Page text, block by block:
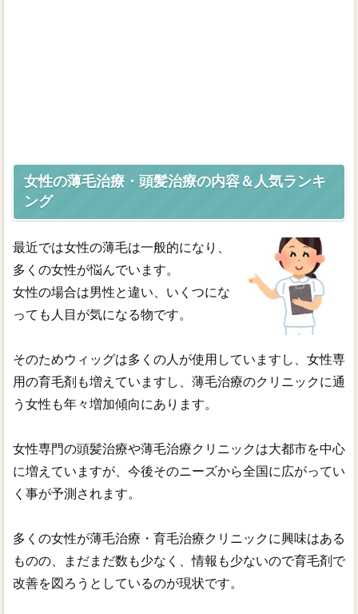
女性の薄毛治療・頭髪治療の内容＆人気ランキ
ング
最近では女性の薄毛は一般的になり、
多くの女性が悩んでいます。
女性の場合は男性と違い、いくつにな
っても人目が気になる物です。
そのためウィッグは多くの人が使用していますし、女性専
用の育毛剤も増えていますし、薄毛治療のクリニックに通
う女性も年々増加傾向にあります。
女性専門の頭髪治療や薄毛治療クリニックは大都市を中心
に増えていますが、今後そのニーズから全国に広がってい
く事が予測されます。
多くの女性が薄毛治療・育毛治療クリニックに興味はある
ものの、まだまだ数も少なく、情報も少ないので育毛剤で
改善を図ろうとしているのが現状です。